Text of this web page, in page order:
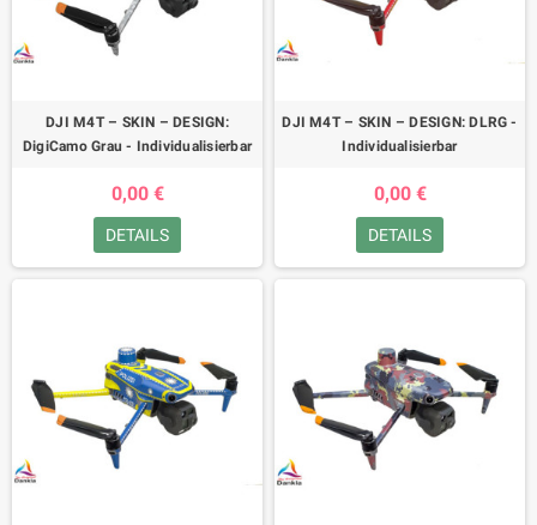
DJI M4T – SKIN – DESIGN:
DigiCamo Grau - Individualisierbar
0,00 €
DETAILS
DJI M4T – SKIN – DESIGN: DLRG -
Individualisierbar
0,00 €
DETAILS